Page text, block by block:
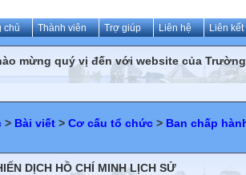
chủ Thành viên Trợ giúp Liên hệ Liên kết
mừng quý vị đến với website của Trường
> Bài viết > Cơ cấu tổ chức > Ban chấp
DỊCH HỒ CHÍ MINH LỊCH SỬ